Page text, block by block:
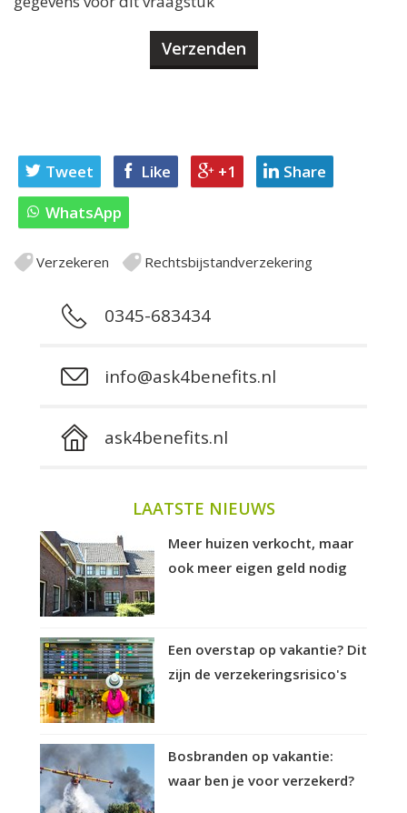
Tweet Like +1
Share
WhatsApp
Verzekeren Rechtsbijstandverzekering
0345-683434
info@ask4benefits.nl
ask4benefits.nl
LAATSTE NIEUWS
Meer huizen verkocht, maar
ook meer eigen geld nodig
Een overstap op vakantie? Dit
zijn de verzekeringsrisico's
Bosbranden op vakantie:
waar ben je voor verzekerd?